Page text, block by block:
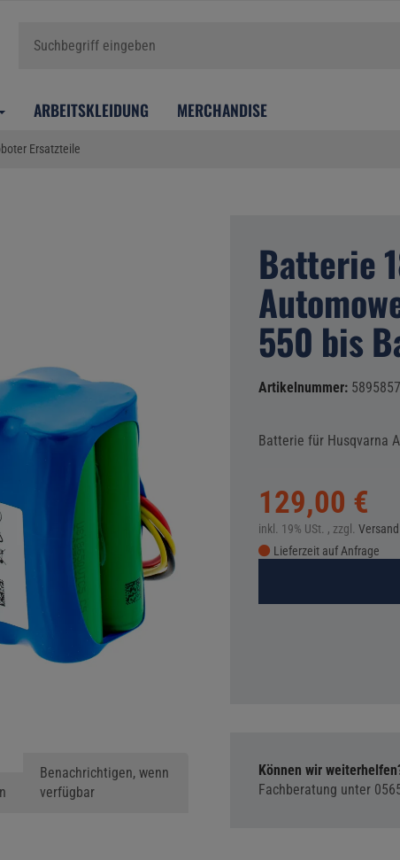
ARBEITSKLEIDUNG MERCHANDISE
Ersatzteile
Benachrichtigen, wenn
verfügbar
Batterie
550 bis
Artikelnummer:
Batterie für Husqvarna
129,00 €
inkl. 19% USt. , zzgl. Versand
Lieferzeit auf Anfrage
Können wir
Fachberatung unter